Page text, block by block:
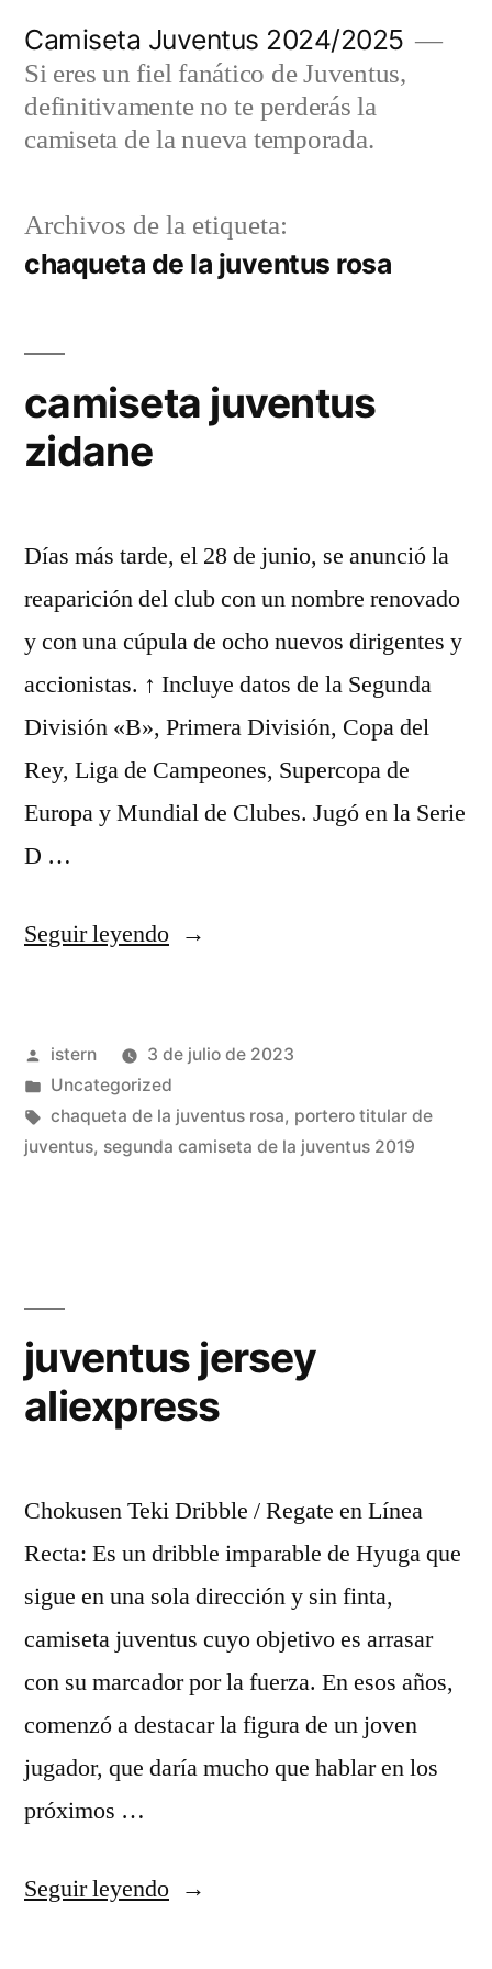
contenido
Camiseta Juventus 2024/2025
Si eres un fiel fanático de Juventus,
definitivamente no te perderás la
camiseta de la nueva temporada.
Archivos de la etiqueta:
chaqueta de la juventus rosa
camiseta juventus
zidane
Días más tarde, el 28 de junio, se anunció la
reaparición del club con un nombre renovado
y con una cúpula de ocho nuevos dirigentes y
accionistas. ↑ Incluye datos de la Segunda
División «B», Primera División, Copa del
Rey, Liga de Campeones, Supercopa de
Europa y Mundial de Clubes. Jugó en la Serie
D …
Seguir leyendo«camiseta
Publicado
por
istern
3 de julio de 2023
Publicado
en
Uncategorized
Etiquetas:
chaqueta de la juventus rosa, portero titular de
juventus, segunda camiseta de la juventus 2019
juventus jersey
aliexpress
Chokusen Teki Dribble / Regate en Línea
Recta: Es un dribble imparable de Hyuga que
sigue en una sola dirección y sin finta,
camiseta juventus cuyo objetivo es arrasar
con su marcador por la fuerza. En esos años,
comenzó a destacar la figura de un joven
jugador, que daría mucho que hablar en los
próximos …
Seguir leyendo«juventus